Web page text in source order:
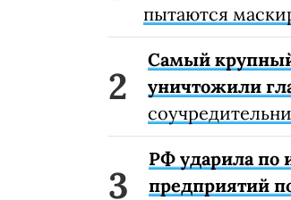
пытаются
Самый крупный
уничтожили
РФ ударила по
предприятий